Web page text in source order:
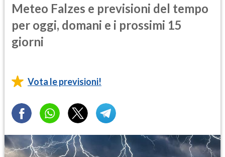
Meteo Falzes e previsioni del tempo
per oggi, domani e i prossimi 15
giorni
Vota le previsioni!